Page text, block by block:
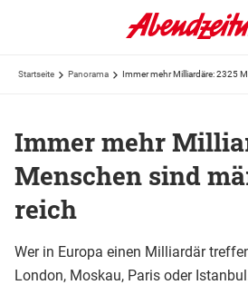
Startseite Panorama Immer mehr Milliardäre: 2325
Immer mehr
Menschen sind
reich
Wer in Europa einen Milliardär
London, Moskau, Paris oder